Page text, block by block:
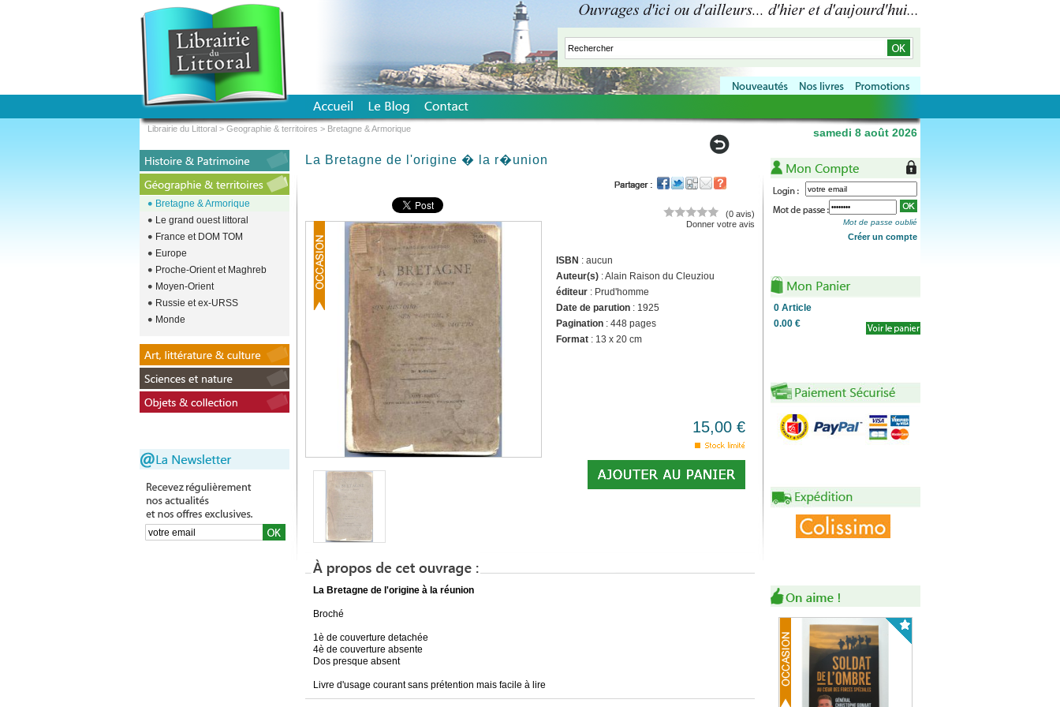
La Bretagne de l'origine � la r�union
(0 avis)
Donner votre avis
ISBN : aucun
Auteur(s) : Alain Raison du Cleuziou
éditeur : Prud'homme
Date de parution : 1925
Pagination : 448 pages
Format : 13 x 20 cm
15,00 €
La Bretagne de l'origine à la réunion
Broché
1è de couverture detachée
4è de couverture absente
Dos presque absent
Livre d'usage courant sans prétention mais facile à lire
Mot de passe oublié
Créer un compte
0 Article
0.00 €
Bretagne & Armorique
Le grand ouest littoral
France et DOM TOM
Europe
Proche-Orient et Maghreb
Moyen-Orient
Russie et ex-URSS
Monde
Librairie du Littoral > Geographie & territoires > Bretagne & Armorique samedi 8 août 2026